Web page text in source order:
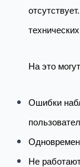
На это
Ошибки
Не